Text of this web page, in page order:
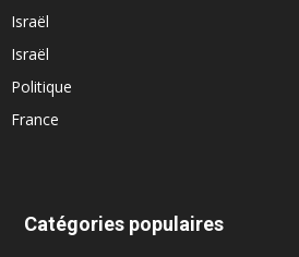
Israël
Israël
Politique
France
Catégories populaires